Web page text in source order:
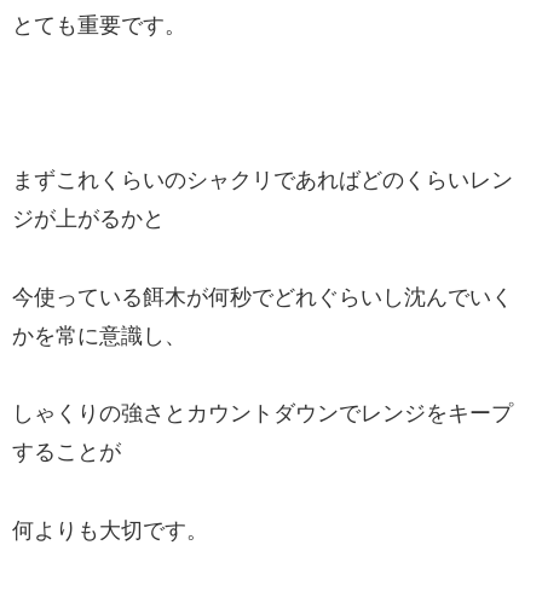
とても重要です。
まずこれくらいのシャクリであればどのくらいレン
ジが上がるかと
今使っている餌木が何秒でどれぐらいし沈んでいく
かを常に意識し、
しゃくりの強さとカウントダウンでレンジをキープ
することが
何よりも大切です。